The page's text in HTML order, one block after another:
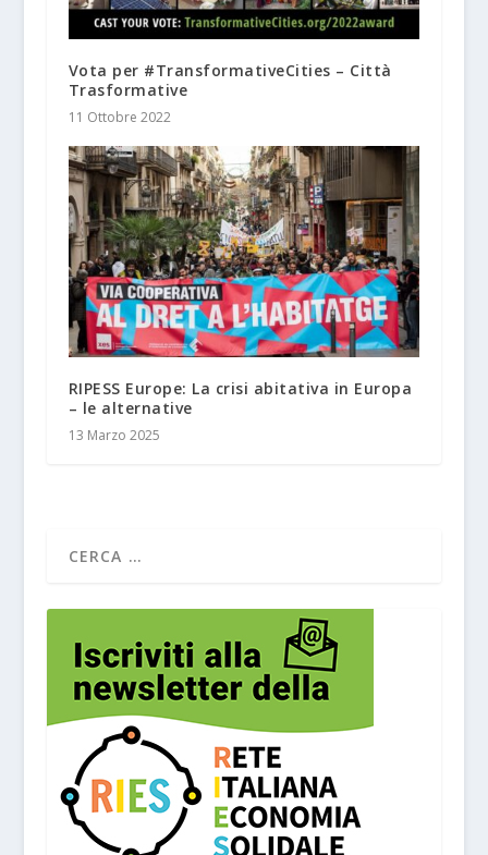
Vota per #TransformativeCities – Città
Trasformative
11 Ottobre 2022
RIPESS Europe: La crisi abitativa in Europa
– le alternative
13 Marzo 2025